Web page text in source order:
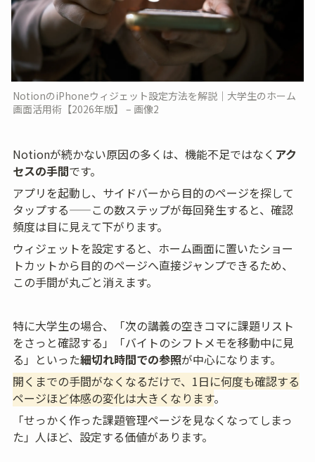
NotionのiPhoneウィジェット設定方法を解説｜大学生のホーム
画面活用術【2026年版】 – 画像2
Notionが続かない原因の多くは、機能不足ではなく アク
セスの手間です。
アプリを起動し、サイドバーから目的のページを探して
タップする——この数ステップが毎回発生すると、確認
頻度は目に見えて下がります。
ウィジェットを設定すると、ホーム画面に置いたショー
トカットから目的のページへ直接ジャンプできるため、
この手間が丸ごと消えます。
特に大学生の場合、「次の講義の空きコマに課題リスト
をさっと確認する」「バイトのシフトメモを移動中に見
る」といった細切れ時間での参照が中心になります。
開くまでの手間がなくなるだけで、1日に何度も確認する
ページほど体感の変化は大きくなります。
「せっかく作った課題管理ページを見なくなってしまっ
た」人ほど、設定する価値があります。